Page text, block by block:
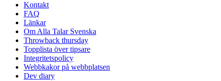
Kontakt
FAQ
Länkar
Om Alla Talar Svenska
Throwback thursday
Topplista över tipsare
Integritetspolicy
Webbkakor på webbplatsen
Dev diary